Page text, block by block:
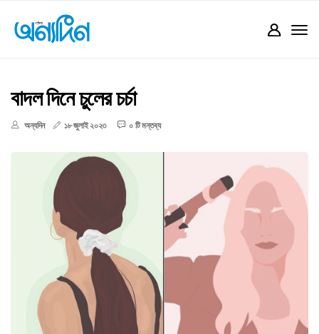
বাদল দিনে চুলের চর্চা
অন্যদিন ১৮ জুলাই ২০২৩ ০ টি মন্তব্য